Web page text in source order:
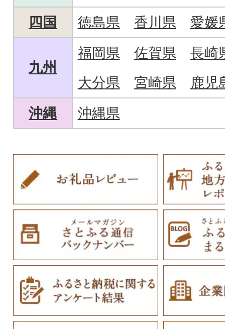
四国
徳島県 香川県 愛媛
九州
福岡県 佐賀県
長崎
大分県
宮崎県
鹿児
沖縄
沖縄県